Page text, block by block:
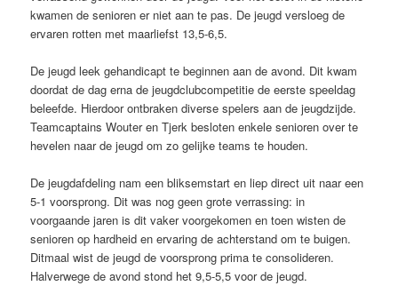
kwamen de senioren er niet aan te pas. De jeugd versloeg de
ervaren rotten met maarliefst 13,5-6,5.
De jeugd leek gehandicapt te beginnen aan de avond. Dit kwam
doordat de dag erna de jeugdclubcompetitie de eerste speeldag
beleefde. Hierdoor ontbraken diverse spelers aan de jeugdzijde.
Teamcaptains Wouter en Tjerk besloten enkele senioren over te
hevelen naar de jeugd om zo gelijke teams te houden.
De jeugdafdeling nam een bliksemstart en liep direct uit naar een
5-1 voorsprong. Dit was nog geen grote verrassing: in
voorgaande jaren is dit vaker voorgekomen en toen wisten de
senioren op hardheid en ervaring de achterstand om te buigen.
Ditmaal wist de jeugd de voorsprong prima te consolideren.
Halverwege de avond stond het 9,5-5,5 voor de jeugd.